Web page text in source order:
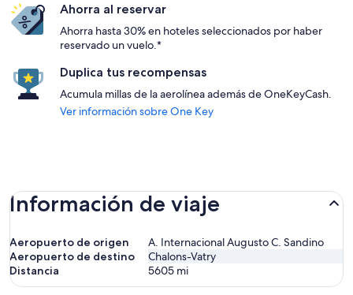
Ahorra al reservar
Ahorra hasta 30% en hoteles seleccionados por haber
reservado un vuelo.*
Duplica tus recompensas
Acumula millas de la aerolínea además de OneKeyCash.
Ver información sobre One Key
Información de viaje
Aeropuerto de origen
A. Internacional Augusto C. Sandino
Aeropuerto de destino
Chalons-Vatry
Distancia
5605 mi